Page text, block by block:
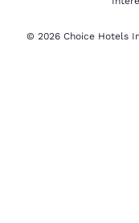
© 2026 Choice Hotels